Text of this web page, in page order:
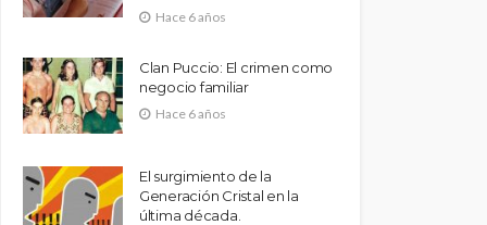
Hace 6 años
Clan Puccio: El crimen como
negocio familiar
Hace 6 años
El surgimiento de la
Generación Cristal en la
última década.